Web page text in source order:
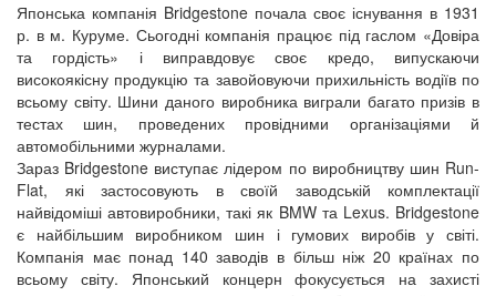
Японська компанія Bridgestone почала своє існування в 1931
р. в м. Куруме. Сьогодні компанія працює під гаслом «Довіра
та гордість» і виправдовує своє кредо, випускаючи
високоякісну продукцію та завойовуючи прихильність водіїв по
всьому світу. Шини даного виробника виграли багато призів в
тестах шин, проведених провідними організаціями й
автомобільними журналами.
Зараз Bridgestone виступає лідером по виробництву шин Run-
Flat, які застосовують в своїй заводській комплектації
найвідоміші автовиробники, такі як BMW та Lexus. Bridgestone
є найбільшим виробником шин і гумових виробів у світі.
Компанія має понад 140 заводів в більш ніж 20 країнах по
всьому світу. Японський концерн фокусується на захисті